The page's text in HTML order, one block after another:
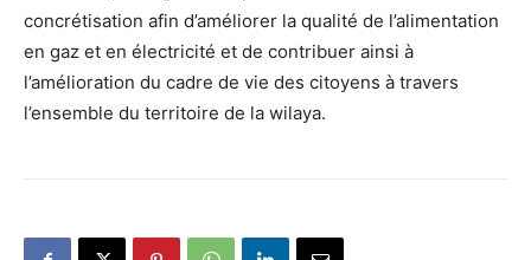
concrétisation afin d’améliorer la qualité de l’alimentation
en gaz et en électricité et de contribuer ainsi à
l’amélioration du cadre de vie des citoyens à travers
l’ensemble du territoire de la wilaya.